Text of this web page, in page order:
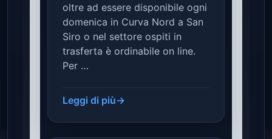
oltre ad essere disponibile ogni
domenica in Curva Nord a San
Siro o nel settore ospiti in
trasferta è ordinabile on line.
Per …
Leggi di più→